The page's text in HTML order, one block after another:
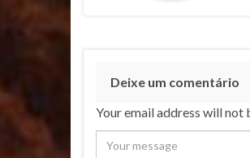
Deixe um comentário
Your email address will not